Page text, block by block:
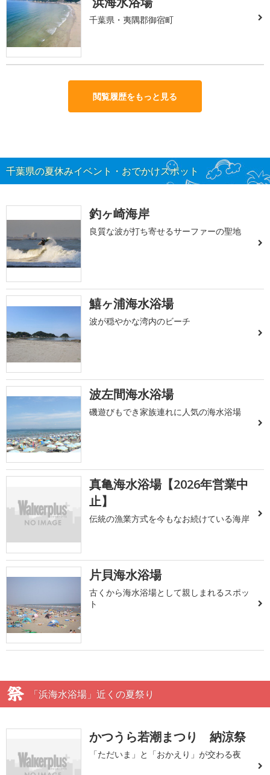
千葉県・夷隅郡御宿町
閲覧履歴をもっと見る
千葉県の夏休みイベント・おでかけスポット
釣ヶ崎海岸
良質な波が打ち寄せるサーファーの聖地
鱚ヶ浦海水浴場
波が穏やかな湾内のビーチ
波左間海水浴場
磯遊びもでき家族連れに人気の海水浴場
真亀海水浴場【2026年営業中
止】
伝統の漁業方式を今もなお続けている海岸
片貝海水浴場
古くから海水浴場として親しまれるスポッ
ト
「浜海水浴場」近くの夏祭り
かつうら若潮まつり 納涼祭
「ただいま」と「おかえり」が交わる夜